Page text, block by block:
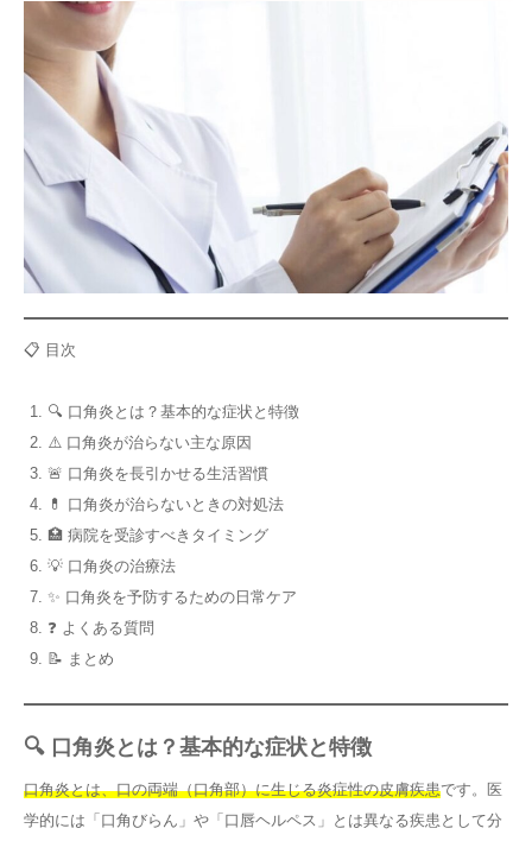
📋 目次
🔍 口角炎とは？基本的な症状と特徴
⚠️ 口角炎が治らない主な原因
🚨 口角炎を長引かせる生活習慣
💊 口角炎が治らないときの対処法
🏥 病院を受診すべきタイミング
💡 口角炎の治療法
✨ 口角炎を予防するための日常ケア
❓ よくある質問
📝 まとめ
🔍 口角炎とは？基本的な症状と特徴
口角炎とは、口の両端（口角部）に生じる炎症性の皮膚疾患です。医
学的には「口角びらん」や「口唇ヘルペス」とは異なる疾患として分